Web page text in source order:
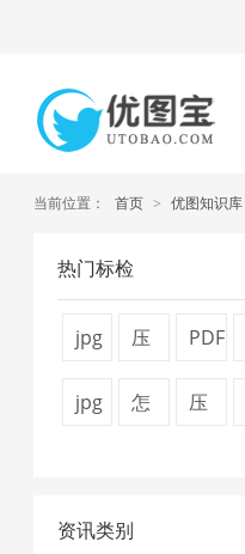
当前位置： 首页 > 优图知识库
热门标检
jpg
缩
压
大
PDF
jpg
1
怎
缩
压
资讯类别